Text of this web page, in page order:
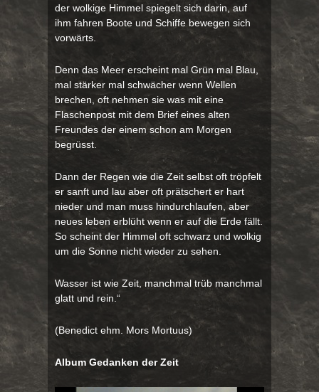
der wolkige Himmel spiegelt sich darin, auf
ihm fahren Boote und Schiffe bewegen sich
vorwärts.
Denn das Meer erscheint mal Grün mal Blau,
mal stärker mal schwächer wenn Wellen
brechen, oft nehmen sie was mit eine
Flaschenpost mit dem Brief eines alten
Freundes der einem schon am Morgen
begrüsst.
Dann der Regen wie die Zeit selbst oft tröpfelt
er sanft und lau aber oft prätschert er hart
nieder und man muss hindurchlaufen, aber
neues leben erblüht wenn er auf die Erde fällt.
So scheint der Himmel oft schwarz und wolkig
um die Sonne nicht wieder zu sehen.
Wasser ist wie Zeit, manchmal trüb manchmal
glatt und rein.“
(Benedict ehm. Mors Mortuus)
Album Gedanken der Zeit